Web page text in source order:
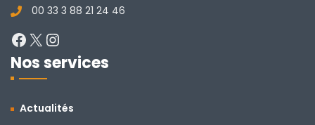
00 33 3 88 21 24 46
Facebook
X
Nos services
Actualités